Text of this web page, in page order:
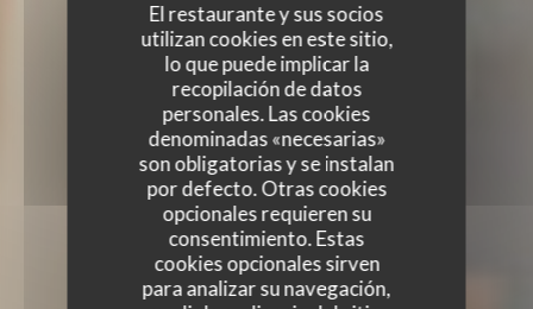
El restaurante y sus socios
utilizan cookies en este sitio,
lo que puede implicar la
recopilación de datos
personales. Las cookies
denominadas «necesarias»
son obligatorias y se instalan
por defecto. Otras cookies
opcionales requieren su
consentimiento. Estas
cookies opcionales sirven
para analizar su navegación,